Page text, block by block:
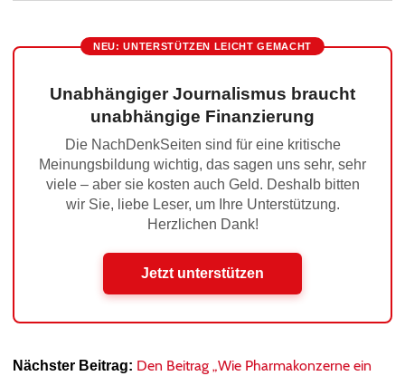
NEU: UNTERSTÜTZEN LEICHT GEMACHT
Unabhängiger Journalismus braucht
unabhängige Finanzierung
Die NachDenkSeiten sind für eine kritische
Meinungsbildung wichtig, das sagen uns sehr, sehr
viele – aber sie kosten auch Geld. Deshalb bitten
wir Sie, liebe Leser, um Ihre Unterstützung.
Herzlichen Dank!
Jetzt unterstützen
Nächster Beitrag: Den Beitrag „Wie Pharmakonzerne ein